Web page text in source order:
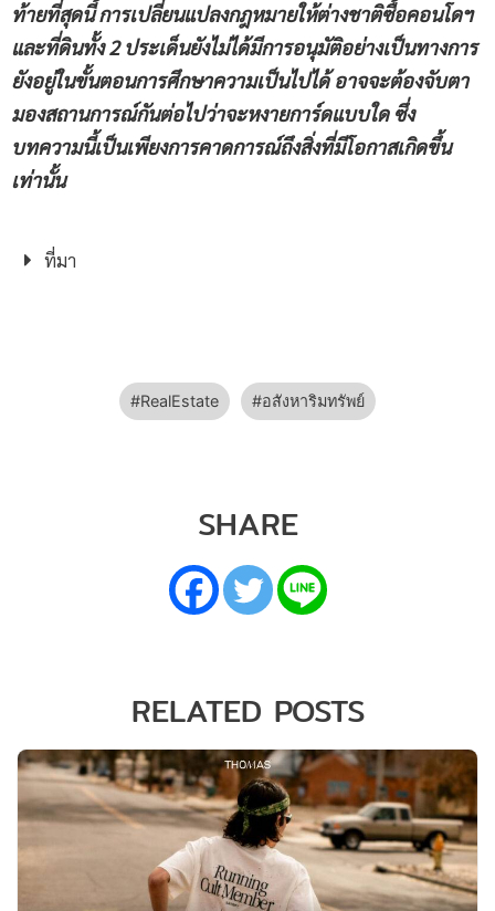
ท้ายที่สุดนี้ การเปลี่ยนแปลงกฎหมายให้ต่างชาติซื้อคอนโดฯ
และที่ดินทั้ง2 ประเด็นยังไม่ได้มีการอนุมัติอย่างเป็นทางการ
ยังอยู่ในขั้นตอนการศึกษาความเป็นไปได้ อาจจะต้องจับตา
มองสถานการณ์กันต่อไปว่าจะหงายการ์ดแบบใด ซึ่ง
บทความนี้เป็นเพียงการคาดการณ์ถึงสิ่งที่มีโอกาสเกิดขึ้น
เท่านั้น
ที่มา
RealEstate อสังหาริมทรัพย์
SHARE
RELATED POSTS